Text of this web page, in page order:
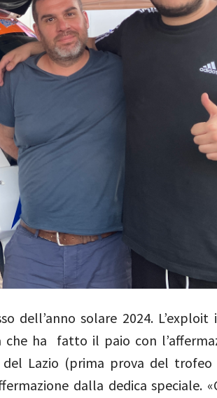
dell’anno solare 2024.
che ha fatto il paio con
del Lazio (prima prova del
dalla dedica speciale.